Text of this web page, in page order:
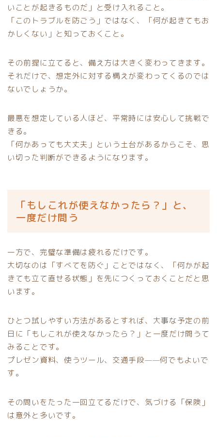
いことが起きるものだ」と受け入れること。
「このトラブルを防ごう」ではなく、「何が起きてもお
かしくない」と知っておくこと。
その前提に立てると、備え方は大きく変わってきます。
それだけで、想定外に対する構えが変わってくるのでは
ないでしょうか。
最悪を想定している人ほど、平常時には安心して挑戦で
きる。
「何かあっても大丈夫」という土台があるからこそ、思
い切った判断ができるようになります。
「もしこれが使えなかったら？」と、
一度だけ問う
一方で、完璧な準備は疲れるだけです。
大切なのは「すべてを防ぐ」ことではなく、「何かが起
きても立て直せる状態」を先につくっておくことだと思
います。
ひとつ試しやすい方法があるとすれば、大事な予定の前
日に「もしこれが使えなかったら？」と一度だけ問うて
みることです。
プレゼン資料、使うツール、交通手段——何でもよいで
す。
その問いをたった一回立てるだけで、気づける「保険」
は意外と多いです。